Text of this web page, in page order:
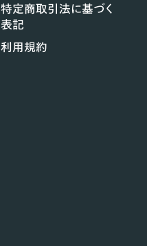
特定商取引法に基づく
表記
利用規約